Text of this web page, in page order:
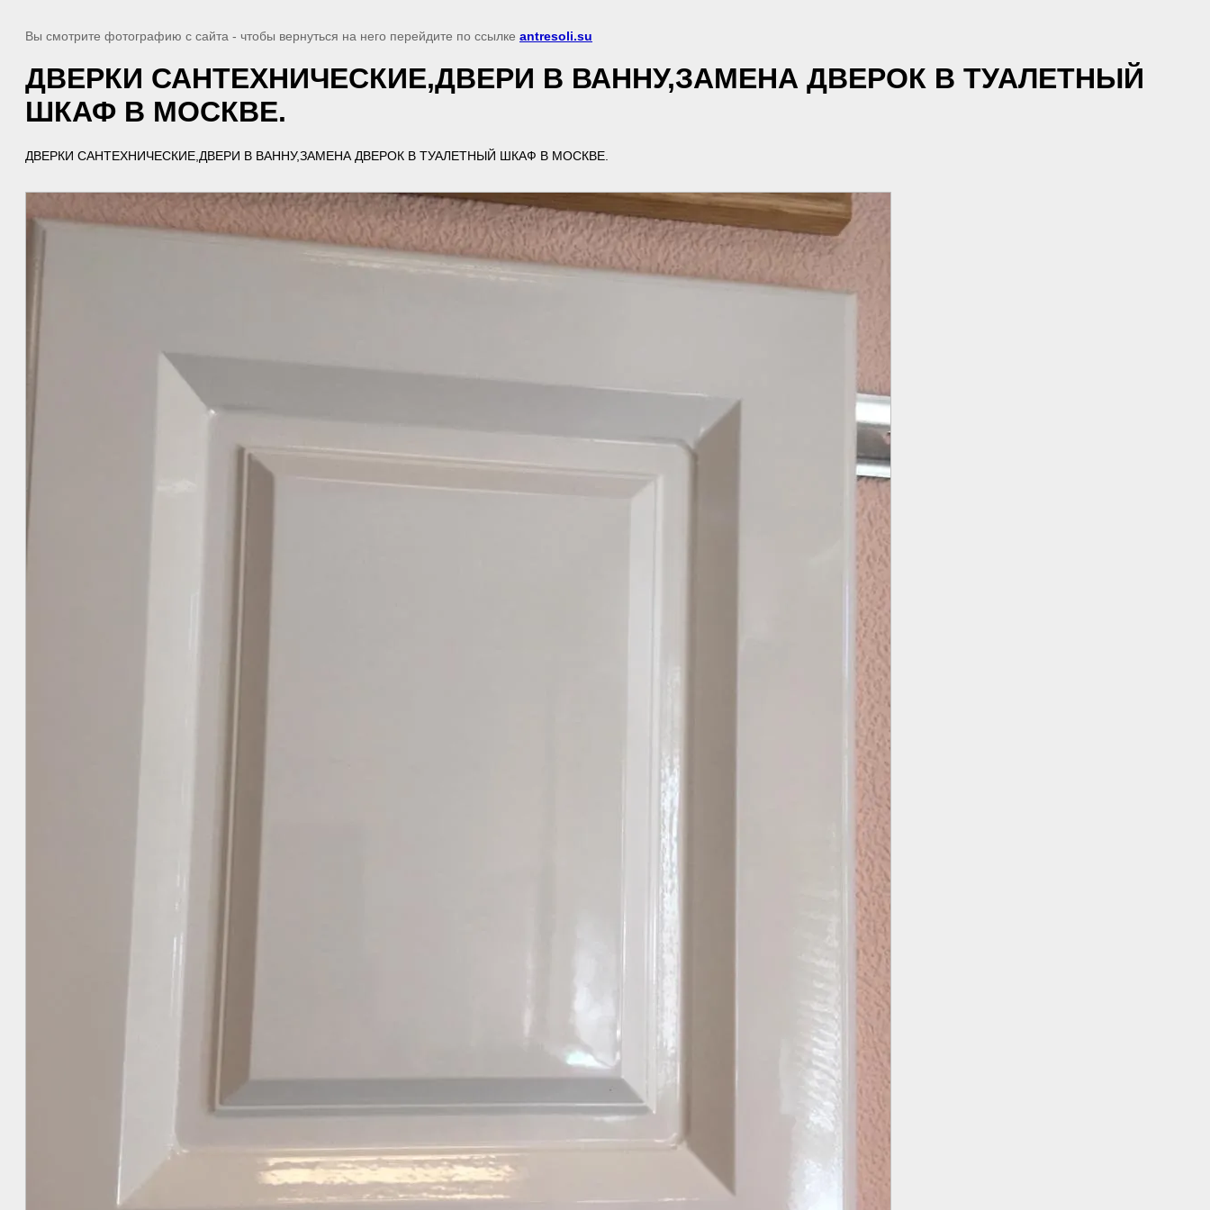
Вы смотрите фотографию с сайта - чтобы вернуться на него перейдите по ссылке antresoli.su
ДВЕРКИ САНТЕХНИЧЕСКИЕ,ДВЕРИ В ВАННУ,ЗАМЕНА ДВЕРОК В ТУАЛЕТНЫЙ
ШКАФ В МОСКВЕ.
ДВЕРКИ САНТЕХНИЧЕСКИЕ,ДВЕРИ В ВАННУ,ЗАМЕНА ДВЕРОК В ТУАЛЕТНЫЙ ШКАФ В МОСКВЕ.